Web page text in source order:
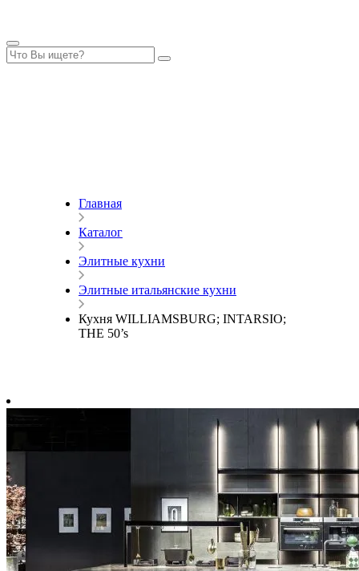
Главная
Каталог
Элитные кухни
Элитные итальянские кухни
Кухня WILLIAMSBURG; INTARSIO;
THE 50’s